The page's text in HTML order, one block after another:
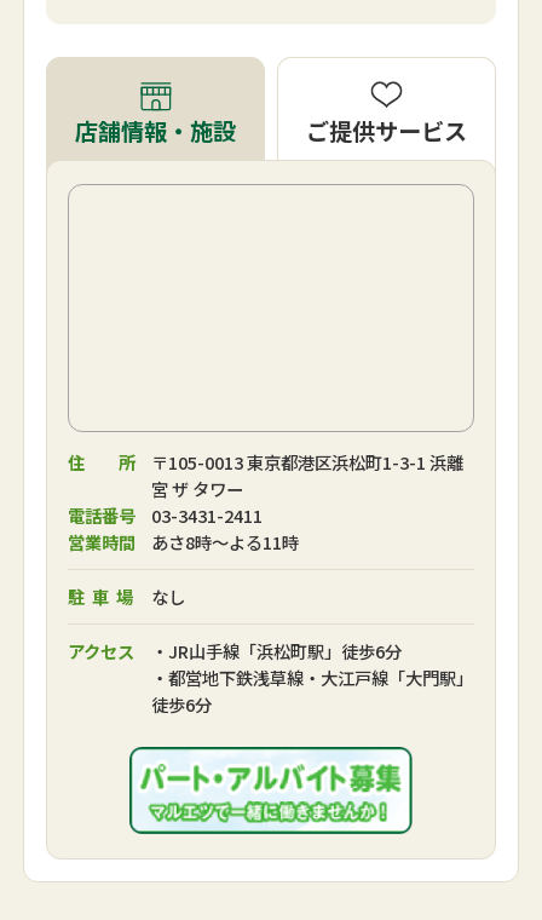
店舗情報・施設 ご提供サービス
住 所
〒105-0013 東京都港区浜松町1-3-1 浜離
宮 ザ タワー
電話番号
03-3431-2411
営業時間
あさ8時～よる11時
駐車場 なし
アクセス
・JR山手線「浜松町駅」徒歩6分
・都営地下鉄浅草線・大江戸線「大門駅」
徒歩6分